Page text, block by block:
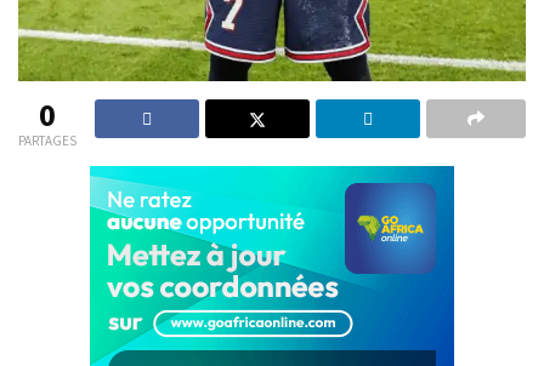
0
PARTAGES